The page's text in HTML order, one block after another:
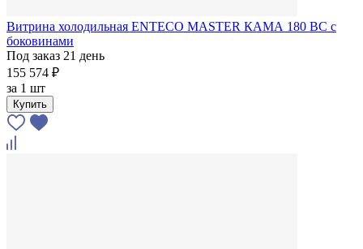
Витрина холодильная ENTECO MASTER КАМА 180 BC с
боковинами
Под заказ 21 день
155 574 ₽
за 1 шт
Купить